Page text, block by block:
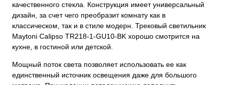
качественного стекла. Конструкция имеет универсальный
дизайн, за счет чего преобразит комнату как в
классическом, так и в стиле модерн. Трековый светильник
Maytoni Calipso TR218-1-GU10-BK хорошо смотрится на
кухне, в гостиной или детской.
Мощный поток света позволяет использовать ее как
единственный источник освещения даже для большого